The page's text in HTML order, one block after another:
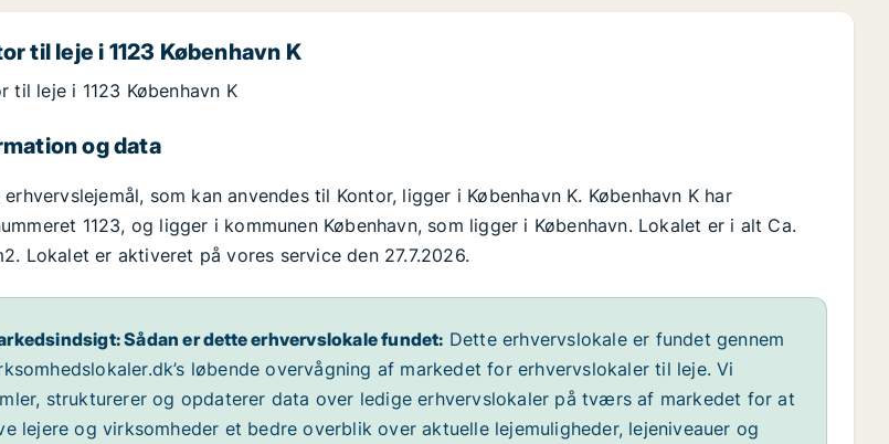
til leje i 1123 København K
til leje i 1123 København K
og data
som kan anvendes til Kontor, ligger i København K. København K har
1123, og ligger i kommunen København, som ligger i København. Lokalet er i alt Ca.
Lokalet er aktiveret på vores service den 27.7.2026.
Sådan er dette erhvervslokale fundet: Dette erhvervslokale er fundet gennem
løbende overvågning af markedet for erhvervslokaler til leje. Vi
strukturerer og opdaterer data over ledige erhvervslokaler på tværs af markedet for at
lejere og virksomheder et bedre overblik over aktuelle lejemuligheder, lejeniveauer og